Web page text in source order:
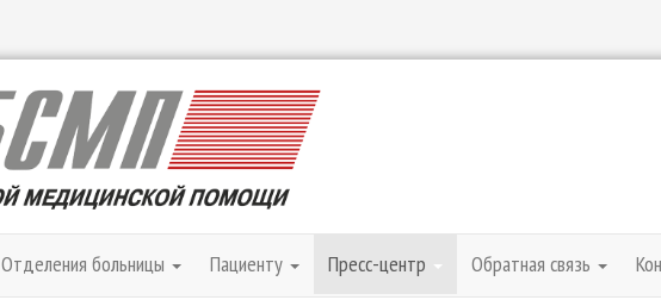
Отделения больницы Пациенту Пресс-центр Обратная связь